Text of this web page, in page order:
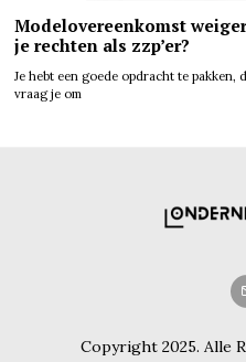
Modelovereenkomst
je rechten als zzp’er?
Je hebt een goede opdracht te pakken,
vraag je om
Copyright 2025. Alle